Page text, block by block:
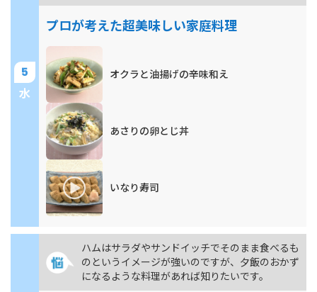
5
水
プロが考えた超美味しい家庭料理
オクラと油揚げの辛味和え
あさりの卵とじ丼
いなり寿司
ハムはサラダやサンドイッチでそのまま食べるも
のというイメージが強いのですが、夕飯のおかず
になるような料理があれば知りたいです。